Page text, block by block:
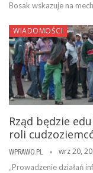
Bosak wskazuje na
WIADOMOŚCI
Rząd będzie
roli
WPRAWO.PL wrz 20,
„Prowadzenie działań